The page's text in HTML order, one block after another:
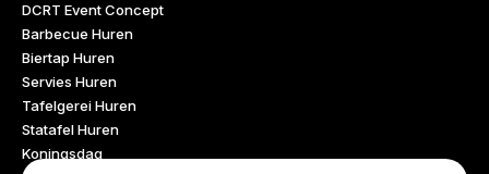
DCRT Event Concept
Barbecue Huren
Biertap Huren
Servies Huren
Tafelgerei Huren
Statafel Huren
Koningsdag